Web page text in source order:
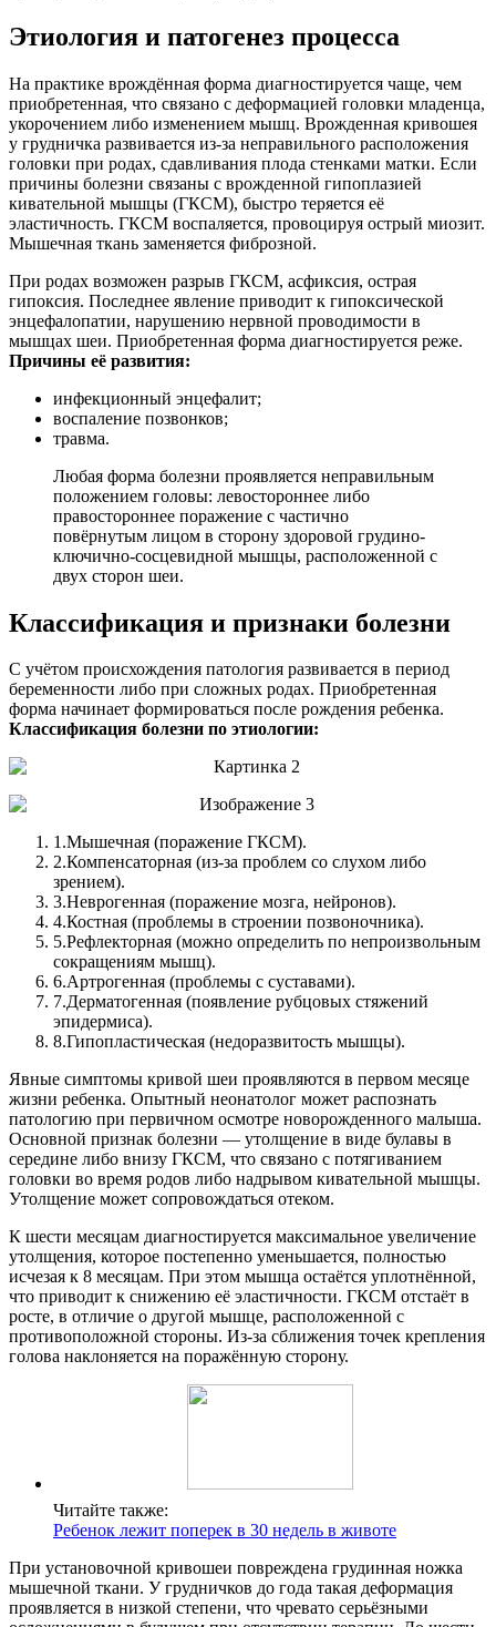
Этиология и патогенез процесса
На практике врождённая форма диагностируется чаще, чем
приобретенная, что связано с деформацией головки младенца,
укорочением либо изменением мышц. Врожденная кривошея
у грудничка развивается из-за неправильного расположения
головки при родах, сдавливания плода стенками матки. Если
причины болезни связаны с врожденной гипоплазией
кивательной мышцы (ГКСМ), быстро теряется её
эластичность. ГКСМ воспаляется, провоцируя острый миозит.
Мышечная ткань заменяется фиброзной.
При родах возможен разрыв ГКСМ, асфиксия, острая
гипоксия. Последнее явление приводит к гипоксической
энцефалопатии, нарушению нервной проводимости в
мышцах шеи. Приобретенная форма диагностируется реже.
Причины её развития:
инфекционный энцефалит;
воспаление позвонков;
травма.
Любая форма болезни проявляется неправильным
положением головы: левостороннее либо
правостороннее поражение с частично
повёрнутым лицом в сторону здоровой грудино-
ключично-сосцевидной мышцы, расположенной с
двух сторон шеи.
Классификация и признаки болезни
С учётом происхождения патология развивается в период
беременности либо при сложных родах. Приобретенная
форма начинает формироваться после рождения ребенка.
Классификация болезни по этиологии:
1.Мышечная (поражение ГКСМ).
2.Компенсаторная (из-за проблем со слухом либо
зрением).
3.Неврогенная (поражение мозга, нейронов).
4.Костная (проблемы в строении позвоночника).
5.Рефлекторная (можно определить по непроизвольным
сокращениям мышц).
6.Артрогенная (проблемы с суставами).
7.Дерматогенная (появление рубцовых стяжений
эпидермиса).
8.Гипопластическая (недоразвитость мышцы).
Явные симптомы кривой шеи проявляются в первом месяце
жизни ребенка. Опытный неонатолог может распознать
патологию при первичном осмотре новорожденного малыша.
Основной признак болезни — утолщение в виде булавы в
середине либо внизу ГКСМ, что связано с потягиванием
головки во время родов либо надрывом кивательной мышцы.
Утолщение может сопровождаться отеком.
К шести месяцам диагностируется максимальное увеличение
утолщения, которое постепенно уменьшается, полностью
исчезая к 8 месяцам. При этом мышца остаётся уплотнённой,
что приводит к снижению её эластичности. ГКСМ отстаёт в
росте, в отличие о другой мышце, расположенной с
противоположной стороны. Из-за сближения точек крепления
голова наклоняется на поражённую сторону.
Читайте также:
Ребенок лежит поперек в 30 недель в животе
При установочной кривошеи повреждена грудинная ножка
мышечной ткани. У грудничков до года такая деформация
проявляется в низкой степени, что чревато серьёзными